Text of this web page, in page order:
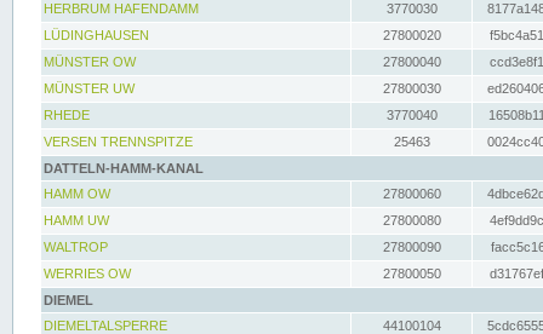
HERBRUM HAFENDAMM
3770030
LÜDINGHAUSEN
27800020
MÜNSTER OW
27800040
MÜNSTER UW
27800030
RHEDE
3770040
VERSEN TRENNSPITZE
25463
DATTELN-HAMM-KANAL
HAMM OW
27800060
HAMM UW
27800080
WALTROP
27800090
WERRIES OW
27800050
DIEMEL
DIEMELTALSPERRE
44100104